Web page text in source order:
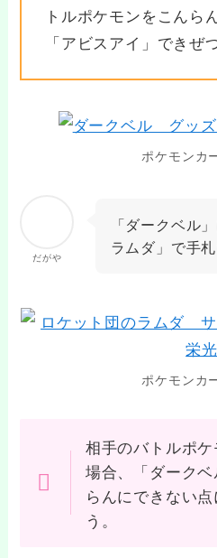
トルポケモンをこんら
「アビスアイ」できぜ
ポケモンカ
だがや
「ダークベル
ラムダ」で手
ポケモンカ
相手のバトルポ
場合、「ダーク
らんにできない
う。